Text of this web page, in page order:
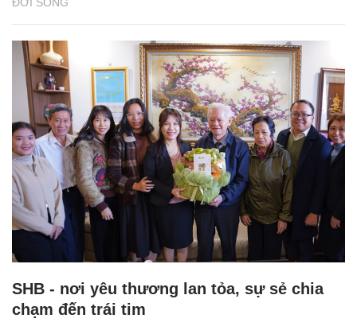
ĐỜI SỐNG
SHB - nơi yêu thương lan tỏa, sự sẻ chia
chạm đến trái tim